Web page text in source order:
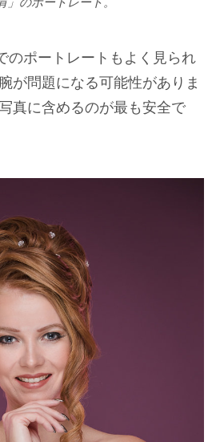
」のポートレート。
のポートレートもよく見られ
が問題になる可能性がありま
真に含めるのが最も安全で